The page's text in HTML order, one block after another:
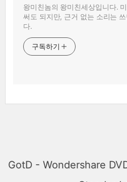
왕미친놈의 왕미친세상입니다.
써도 되지만, 근거 없는 소리는
다.
구독하기
GotD - Wondershare